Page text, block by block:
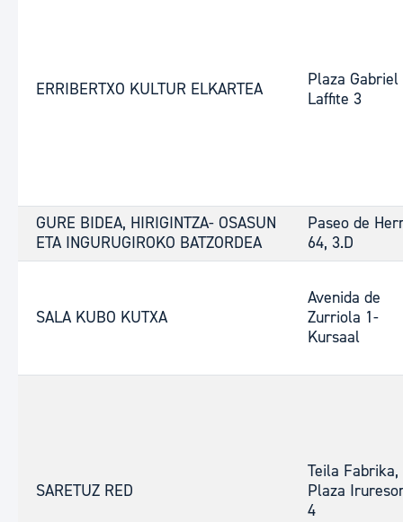
ERRIBERTXO KULTUR ELKARTEA
Plaza Gabriel
Laffite 3
GURE BIDEA, HIRIGINTZA- OSASUN
ETA INGURUGIROKO BATZORDEA
Paseo de
64, 3.D
SALA KUBO KUTXA
Avenida de
Zurriola 1-
Kursaal
SARETUZ RED
Teila Fabrika,
Plaza
4